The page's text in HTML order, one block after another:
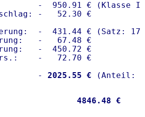
-  950.91 € (Klasse I)
-   52.30 €
-  431.44 € (Satz:
-   67.48 €
-  450.72 €
-   72.70 €
-
2025.55 €
Brutto: 4846.48 €